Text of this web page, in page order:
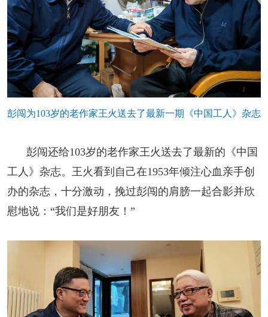
彭闯为103岁的老作家王火送去了最新一期《中国工人》杂志
彭闯还给103岁的老作家王火送去了最新的《中国
工人》杂志。王火看到自己在1953年倾注心血亲手创
办的杂志，十分激动，挽过彭闯的肩膀一起合影并欣
慰地说：“我们是好朋友！”